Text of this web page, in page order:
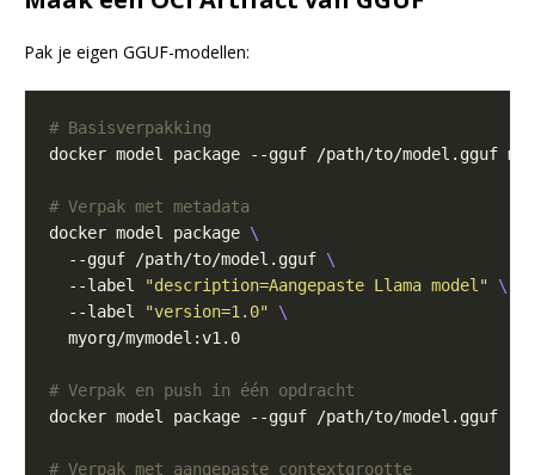
Pak je eigen GGUF-modellen:
# Basisverpakking
# Verpak met metadata
docker model package
  --gguf /path/to/model.gguf
  --label
"description=Aangepaste Llama model"
  --label
"version=1.0"
# Verpak en push in één opdracht
# Verpak met aangepaste contextgrootte